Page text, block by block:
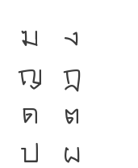
ฆ
ง
ญ
ฎ
ด
ต
ป
ผ